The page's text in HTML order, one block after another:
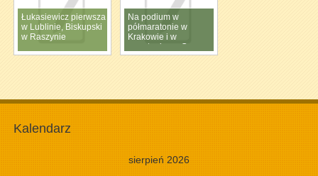
Łukasiewicz pierwsza
w Lublinie, Biskupski
w Raszynie
Na podium w
półmaratonie w
Krakowie i w
maratonie na Cyprze
Kalendarz
sierpień 2026